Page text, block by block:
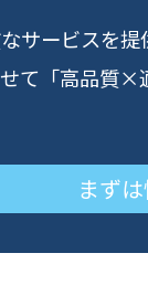
サービスを提
て「高品質×
まず